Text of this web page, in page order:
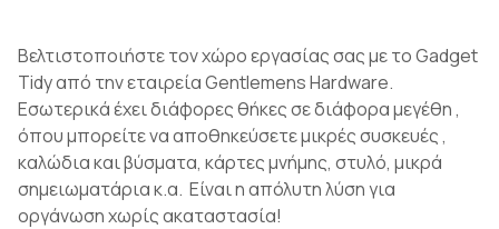
Βελτιστοποιήστε τον χώρο εργασίας σας με το Gadget
Tidy από την εταιρεία Gentlemens Hardware.
Εσωτερικά έχει διάφορες θήκες σε διάφορα μεγέθη ,
όπου μπορείτε να αποθηκεύσετε μικρές συσκευές ,
καλώδια και βύσματα, κάρτες μνήμης, στυλό, μικρά
σημειωματάρια κ.α. Είναι η απόλυτη λύση για
οργάνωση χωρίς ακαταστασία!